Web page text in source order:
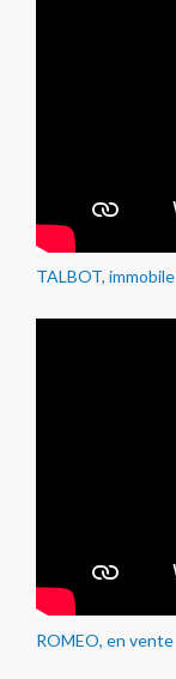
TALBOT, immobile
ROMEO, en vente